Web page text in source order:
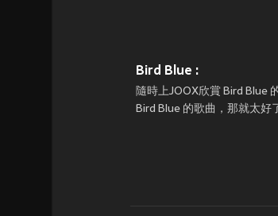
Bird Blue :
隨時上JOOX欣賞 Bird Blue
Bird Blue 的歌曲，那就太好